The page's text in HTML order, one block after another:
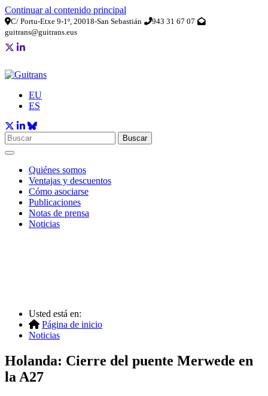
Continuar al contenido principal
C/ Portu-Etxe 9-1º, 20018-San Sebastián
943 31 67 07
guitrans@guitrans.eus
EU
ES
Buscar
Quiénes somos
Ventajas y descuentos
Cómo asociarse
Publicaciones
Notas de prensa
Noticias
Usted está en:
Página de inicio
Noticias
Holanda: Cierre del puente Merwede en
la A27